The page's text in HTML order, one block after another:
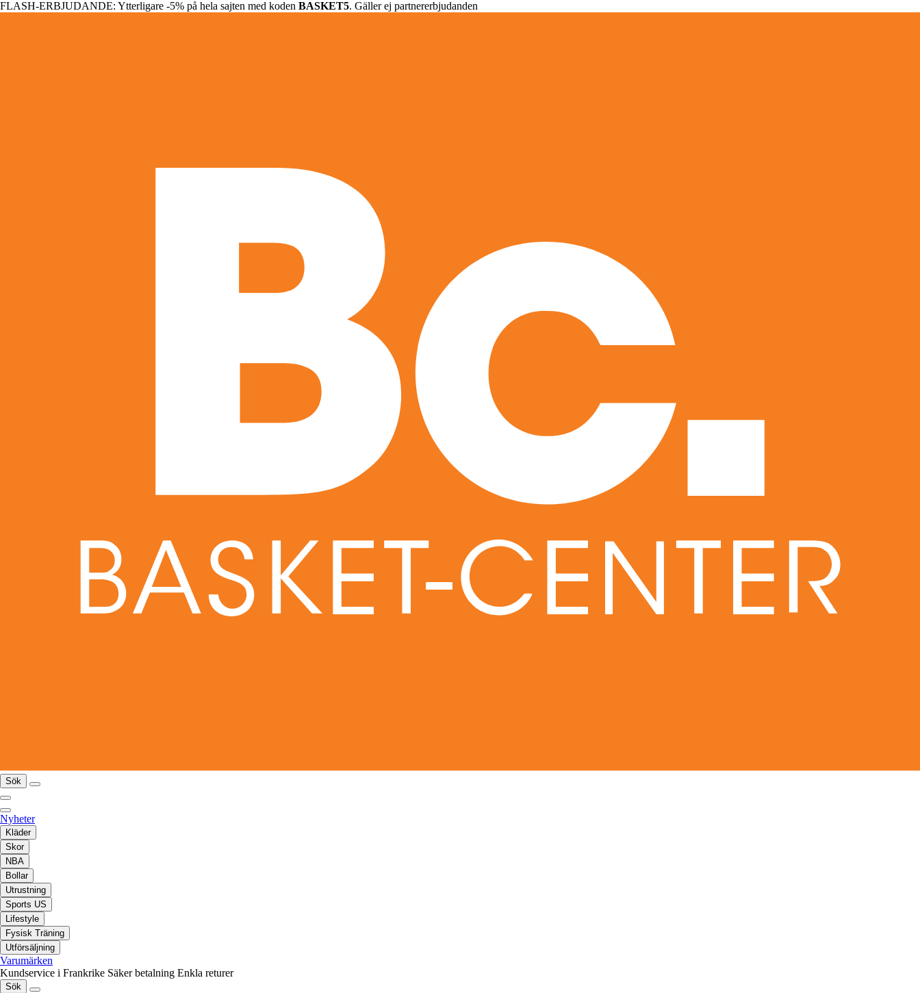
FLASH-ERBJUDANDE: Ytterligare -5% på hela sajten med koden BASKET5. Gäller ej partnererbjudanden
Sök
Nyheter
Kläder
Skor
NBA
Bollar
Utrustning
Sports US
Lifestyle
Fysisk Träning
Utförsäljning
Varumärken
Kundservice i Frankrike Säker betalning Enkla returer
Sök